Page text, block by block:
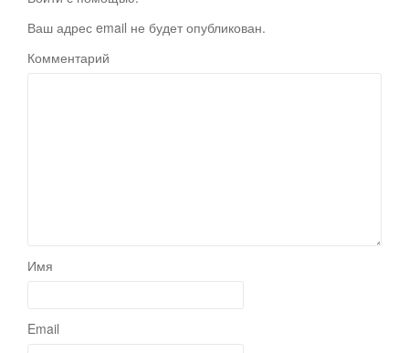
Ваш адрес email не будет опубликован.
Комментарий
Имя
Email